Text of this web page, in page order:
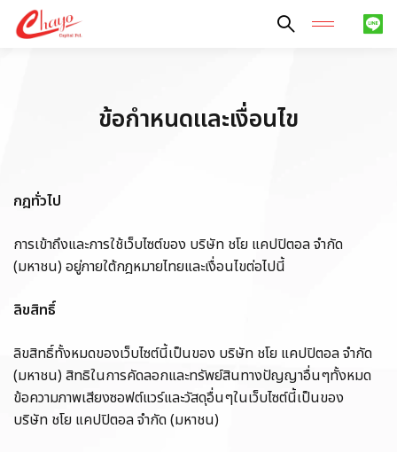
ค้นหาในเว็บไซต์ข้อกำหนดและเงื่อนไข
กฎทั่วไป
การเข้าถึงและการใช้เว็บไซต์ของ บริษัท ชโย แคปปิตอล จำกัด
(มหาชน) อยู่ภายใต้กฎหมายไทยและเงื่อนไขต่อไปนี้
ลิขสิทธิ์
ลิขสิทธิ์ทั้งหมดของเว็บไซต์นี้เป็นของ บริษัท ชโย แคปปิตอล จำกัด
(มหาชน) สิทธิในการคัดลอกและทรัพย์สินทางปัญญาอื่นๆทั้งหมด
ข้อความภาพเสียงซอฟต์แวร์และวัสดุอื่นๆในเว็บไซต์นี้เป็นของ
บริษัท ชโย แคปปิตอล จำกัด (มหาชน)